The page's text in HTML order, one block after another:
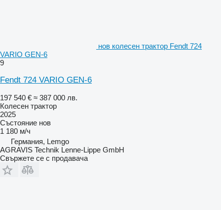
нов колесен трактор Fendt 724
VARIO GEN-6
9
Fendt 724 VARIO GEN-6
197 540 € ≈ 387 000 лв.
Колесен трактор
2025
Състояние нов
1 180 м/ч
Германия, Lemgo
AGRAVIS Technik Lenne-Lippe GmbH
Свържете се с продавача